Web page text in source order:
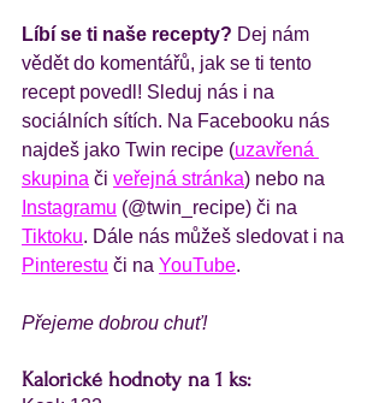
Líbí se ti naše recepty? Dej nám
vědět do komentářů, jak se ti tento
recept povedl! Sleduj nás i na
sociálních sítích. Na Facebooku nás
najdeš jako Twin recipe (uzavřená
skupina či veřejná stránka) nebo na
Instagramu (@twin_recipe) či na
Tiktoku. Dále nás můžeš sledovat i na
Pinterestu či na YouTube.
Přejeme dobrou chuť!
Kalorické hodnoty na 1 ks: